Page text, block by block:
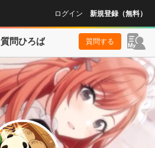
ログイン 新規登録（無料）
質問ひろば 質問する